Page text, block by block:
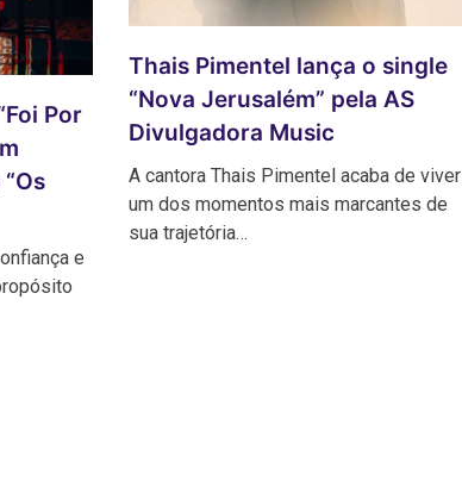
Por
e
Thais Pimentel lança o single
“Nova Jerusalém” pela AS
Divulgadora Music
A cantora Thais Pimentel acaba de viver
um dos momentos mais marcantes de
sua trajetória…